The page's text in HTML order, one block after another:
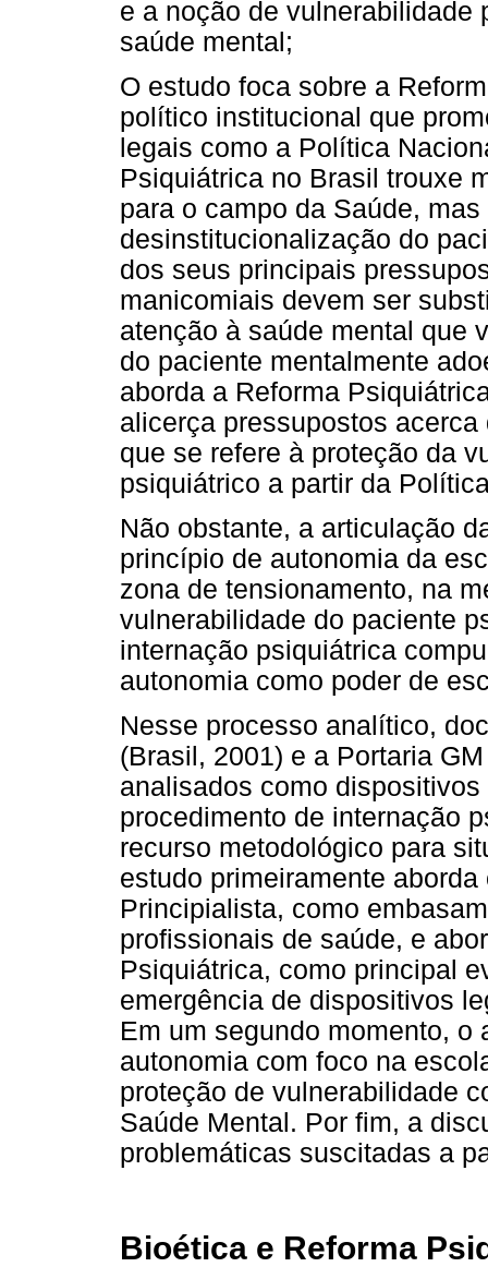
e a noção de
saúde mental;
O estudo foca sobre a
político institucional que
legais como a Política
Psiquiátrica no Brasil trouxe
para o campo da Saúde,
desinstitucionalização do
dos seus principais
manicomiais devem ser
atenção à saúde mental que
do paciente mentalmente
aborda a Reforma
alicerça pressupostos
que se refere à proteção da
psiquiátrico a partir da
Não obstante, a articulação
princípio de autonomia da
zona de tensionamento, na
vulnerabilidade do paciente
internação psiquiátrica
autonomia como poder de
Nesse processo analítico,
(Brasil, 2001) e a Portaria
analisados como
procedimento de internação
recurso metodológico para
estudo primeiramente
Principialista, como
profissionais de saúde, e
Psiquiátrica, como principal
emergência de dispositivos
Em um segundo momento, o
autonomia com foco na
proteção de vulnerabilidade
Saúde Mental. Por fim, a
problemáticas suscitadas a
Bioética e Reforma